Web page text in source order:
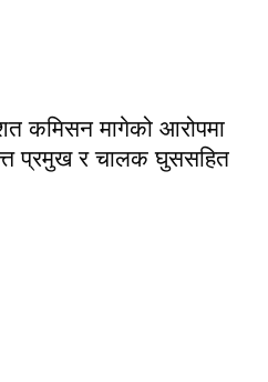
कमिसन मागेको आरोपमा
प्रमुख र चालक घुससहित